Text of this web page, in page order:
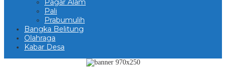
Pagar Alam
Pali
Prabumulih
Bangka Belitung
Olahraga
Kabar Desa